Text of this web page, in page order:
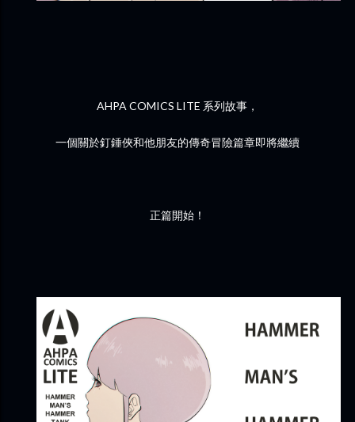
AHPA COMICS LITE 系列故事，
一個關於釘錘俠和他朋友的傳奇冒險篇章即將繼續
正篇開始！